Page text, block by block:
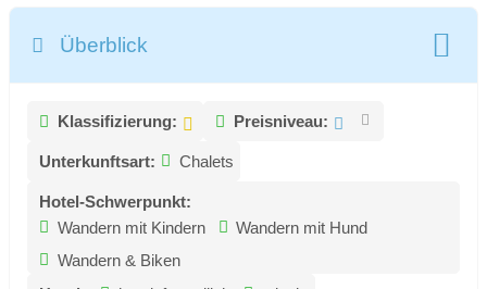
Überblick
Klassifizierung: Preisniveau:
Unterkunftsart: Chalets
Hotel-Schwerpunkt:
Wandern mit Kindern
Wandern mit Hund
Wandern & Biken